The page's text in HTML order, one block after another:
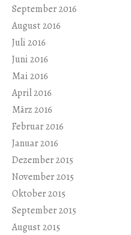
September 2016
August 2016
Juli 2016
Juni 2016
Mai 2016
April 2016
März 2016
Februar 2016
Januar 2016
Dezember 2015
November 2015
Oktober 2015
September 2015
August 2015